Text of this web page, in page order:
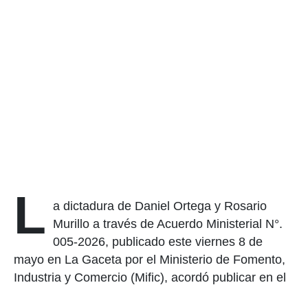
L a dictadura de Daniel Ortega y Rosario
Murillo a través de Acuerdo Ministerial N°.
005-2026, publicado este viernes 8 de
mayo en La Gaceta por el Ministerio de Fomento,
Industria y Comercio (Mific), acordó publicar en el